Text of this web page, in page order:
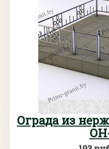
Ограда из